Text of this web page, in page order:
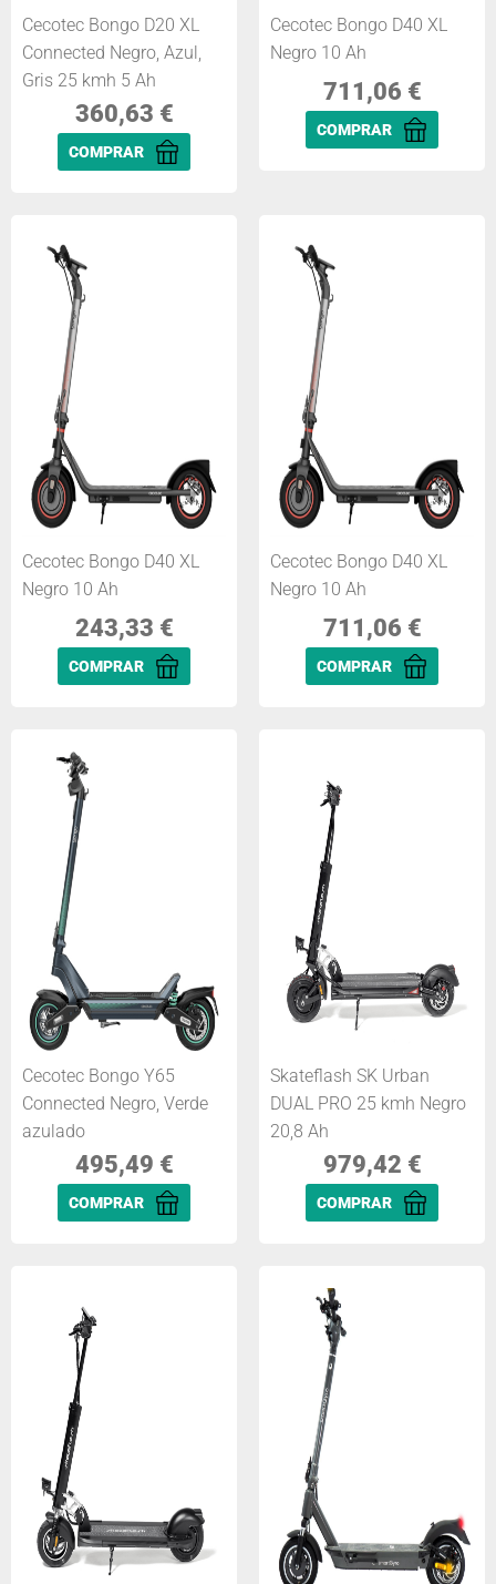
Cecotec Bongo D20 XL
Connected Negro, Azul,
Gris 25 kmh 5 Ah
360,63 €
COMPRAR
Cecotec Bongo D40 XL
Negro 10 Ah
711,06 €
COMPRAR
Cecotec Bongo D40 XL
Negro 10 Ah
243,33 €
COMPRAR
Cecotec Bongo D40 XL
Negro 10 Ah
711,06 €
COMPRAR
Cecotec Bongo Y65
Connected Negro, Verde
azulado
495,49 €
COMPRAR
Skateflash SK Urban
DUAL PRO 25 kmh Negro
20,8 Ah
979,42 €
COMPRAR